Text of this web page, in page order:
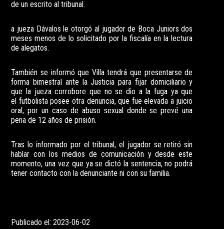
de un escrito al tribunal.
a jueza Dávalos le otorgó al jugador de Boca Juniors dos
meses menos de lo solicitado por la fiscalía en la lectura
de alegatos.
También se informó que Villa tendrá que presentarse de
forma bimestral ante la Justicia para fijar domiciliario y
que la jueza corrobore que no se dio a la fuga ya que
el futbolista posee otra denuncia, que fue elevada a juicio
oral, por un caso de abuso sexual donde se prevé una
pena de 12 años de prisión.
Tras lo informado por el tribunal, el jugador se retiró sin
hablar con los medios de comunicación y desde este
momento, una vez que ya se dictó la sentencia, no podrá
tener contacto con la denunciante ni con su familia.
Publicado el: 2023-06-02